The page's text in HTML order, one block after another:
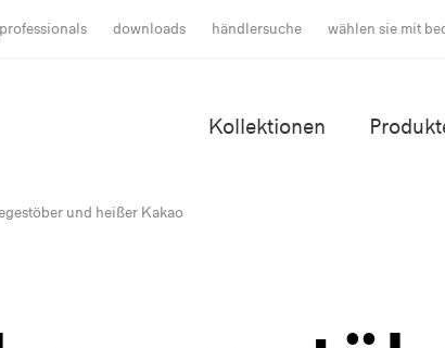
professionals downloads händlersuche wählen sie mit
Kollektionen
und heißer Kakao